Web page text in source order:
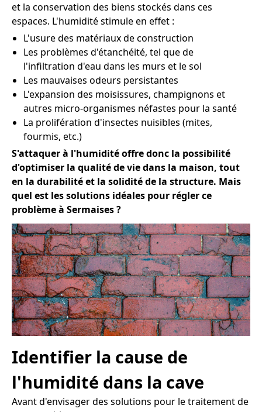
et la conservation des biens stockés dans ces
espaces. L'humidité stimule en effet :
L'usure des matériaux de construction
Les problèmes d'étanchéité, tel que de
l'infiltration d'eau dans les murs et le sol
Les mauvaises odeurs persistantes
L'expansion des moisissures, champignons et
autres micro-organismes néfastes pour la santé
La prolifération d'insectes nuisibles (mites,
fourmis, etc.)
S'attaquer à l'humidité offre donc la possibilité
d'optimiser la qualité de vie dans la maison, tout
en la durabilité et la solidité de la structure. Mais
quel est les solutions idéales pour régler ce
problème à Sermaises ?
Identifier la cause de
l'humidité dans la cave
Avant d'envisager des solutions pour le traitement de